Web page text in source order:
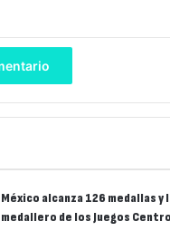
México alcanza 126 medallas y
medallero de los Juegos